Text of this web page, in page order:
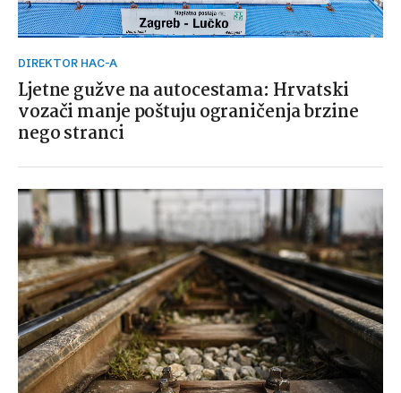
DIREKTOR HAC-A
Ljetne gužve na autocestama: Hrvatski
vozači manje poštuju ograničenja brzine
nego stranci